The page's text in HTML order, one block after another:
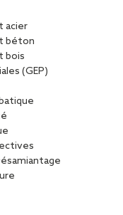
acier
béton
bois
(GEP)
(35)